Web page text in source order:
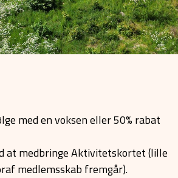
med en voksen eller 50% rabat
at medbringe Aktivitetskortet (lille
medlemsskab fremgår).